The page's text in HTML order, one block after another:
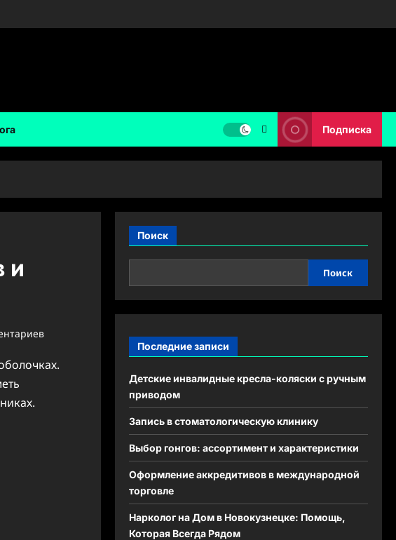
Подписка
и
Поиск
Поиск
Последние записи
Детские инвалидные кресла-коляски с ручным
приводом
Запись в стоматологическую клинику
Выбор гонгов: ассортимент и характеристики
Оформление аккредитивов в международной
торговле
Нарколог на Дом в Новокузнецке: Помощь,
Которая Всегда Рядом